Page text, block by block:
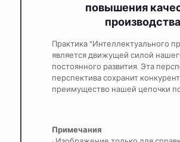
повышения
производства
Практика “Интеллектуального
является движущей силой
постоянного развития. Эта
перспектива сохранит
преимущество нашей цепочки
Примечания